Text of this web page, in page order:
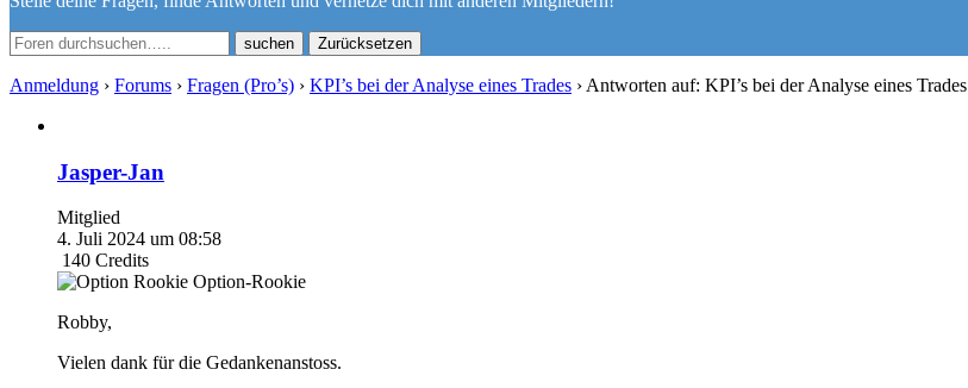
Zurücksetzen
Anmeldung › Forums › Fragen (Pro’s) › KPI’s bei der Analyse eines Trades › Antworten auf: KPI’s bei der Analyse eines Trades
Jasper-Jan
Mitglied
4. Juli 2024 um 08:58
140 Credits
Option-Rookie
Robby,
Vielen dank für die Gedankenanstoss.